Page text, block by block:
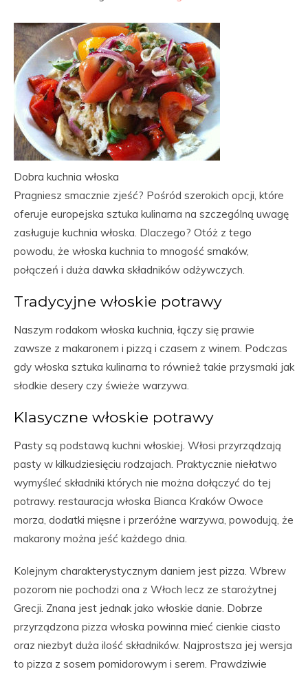
Dobra kuchnia włoska
Pragniesz smacznie zjeść? Pośród szerokich opcji, które
oferuje europejska sztuka kulinarna na szczególną uwagę
zasługuje kuchnia włoska. Dlaczego? Otóż z tego
powodu, że włoska kuchnia to mnogość smaków,
połączeń i duża dawka składników odżywczych.
Tradycyjne włoskie potrawy
Naszym rodakom włoska kuchnia, łączy się prawie
zawsze z makaronem i pizzą i czasem z winem. Podczas
gdy włoska sztuka kulinarna to również takie przysmaki jak
słodkie desery czy świeże warzywa.
Klasyczne włoskie potrawy
Pasty są podstawą kuchni włoskiej. Włosi przyrządzają
pasty w kilkudziesięciu rodzajach. Praktycznie niełatwo
wymyśleć składniki których nie można dołączyć do tej
potrawy. restauracja włoska Bianca Kraków Owoce
morza, dodatki mięsne i przeróżne warzywa, powodują, że
makarony można jeść każdego dnia.
Kolejnym charakterystycznym daniem jest pizza. Wbrew
pozorom nie pochodzi ona z Włoch lecz ze starożytnej
Grecji. Znana jest jednak jako włoskie danie. Dobrze
przyrządzona pizza włoska powinna mieć cienkie ciasto
oraz niezbyt duża ilość składników. Najprostsza jej wersja
to pizza z sosem pomidorowym i serem. Prawdziwie